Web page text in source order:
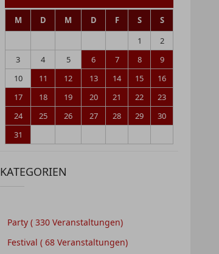
M D M D F S
S
1
2
3
4 5 6 7 8
9
10
11 12 13 14 15
16
17
18 19 20 21 22
23
24
25 26 27 28 29
30
31
KATEGORIEN
Party ( 330 Veranstaltungen)
Festival ( 68 Veranstaltungen)